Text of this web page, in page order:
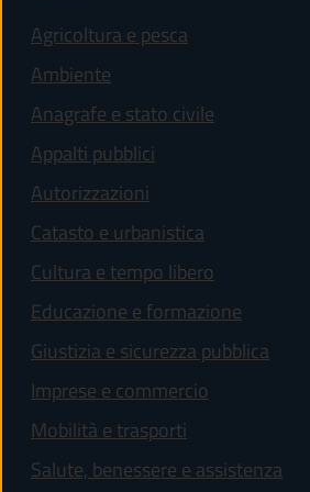
Agricoltura e pesca
Ambiente
Anagrafe e stato civile
Appalti pubblici
Autorizzazioni
Catasto e urbanistica
Cultura e tempo libero
Educazione e formazione
Giustizia e sicurezza pubblica
Imprese e commercio
Mobilità e trasporti
Salute, benessere e assistenza